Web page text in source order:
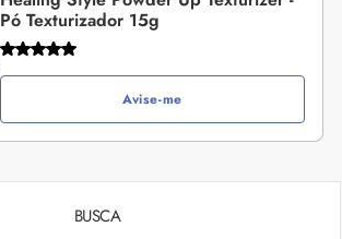
Pó Texturizador 15g
Avise-me
BUSCA